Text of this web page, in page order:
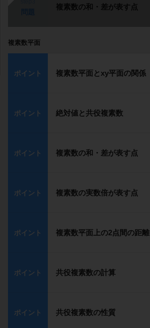
複素数の和・差が表す点
複素数平面
ポイント 複素数平面とxy平面の関係
ポイント 絶対値と共役複素数
ポイント 複素数の和・差が表す点
ポイント 複素数の実数倍が表す点
ポイント 複素数平面上の2点間の距離
ポイント 共役複素数の計算
ポイント 共役複素数の性質